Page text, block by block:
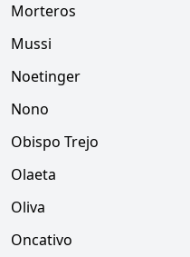
Morteros
Mussi
Noetinger
Nono
Obispo Trejo
Olaeta
Oliva
Oncativo